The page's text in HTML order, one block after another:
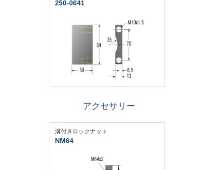
250-0641
アクセサリー
溝付きロックナット
NM64